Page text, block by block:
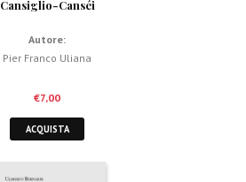
Cansiglio-Canséi
Autore:
Pier Franco Uliana
€7,00
ACQUISTA